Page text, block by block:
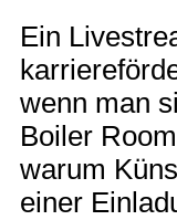
Ein
wenn man
Boiler
warum
einer